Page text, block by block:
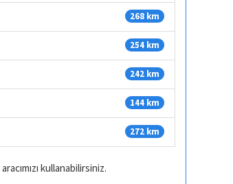
268 km
254 km
242 km
144 km
272 km
aracımızı kullanabilirsiniz.